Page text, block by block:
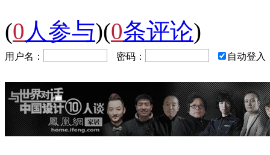
(0 人参与)(0条评论)
用户名： 密码： 自动登入